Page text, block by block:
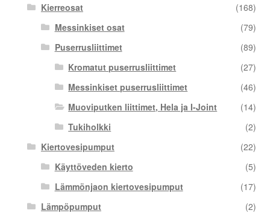
Kierreosat
(168)
Messinkiset osat
(79)
Puserrusliittimet
(89)
Kromatut puserrusliittimet
(27)
Messinkiset puserrusliittimet
(46)
Muoviputken liittimet, Hela ja I-Joint
(14)
Tukiholkki
(2)
Kiertovesipumput
(22)
Käyttöveden kierto
(5)
Lämmönjaon kiertovesipumput
(17)
Lämpöpumput
(2)